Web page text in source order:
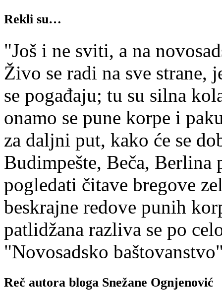
Rekli su…
"Još i ne sviti, a na
Živo se radi na sve strane,
se pogađaju; tu su silna
onamo se pune korpe i
za daljni put, kako će se
Budimpešte, Beča,
pogledati čitave bregove
beskrajne redove punih
patlidžana razliva se po
"Novosadsko
Reč autora bloga Snežane Ognjenović